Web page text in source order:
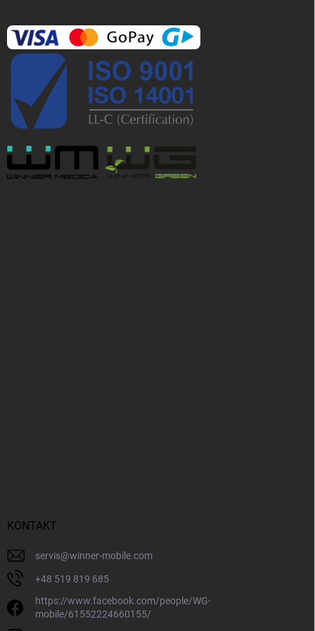
KONTAKT
servis@winner-mobile.com
+48 519 819 685
https://www.facebook.com/people/WG-
mobile/61552224660155/